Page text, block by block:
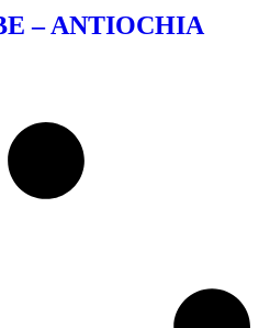
– ANTIOCHIA